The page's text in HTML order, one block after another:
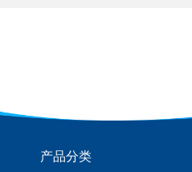
产品分类